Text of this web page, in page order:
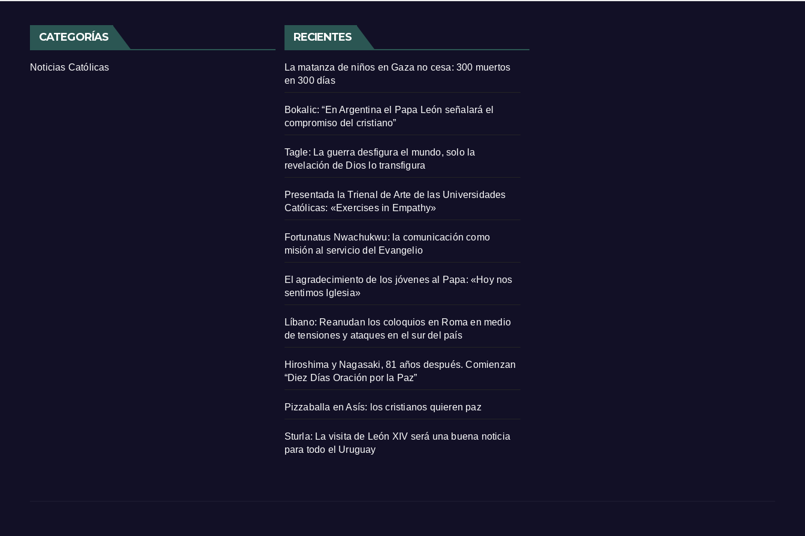
CATEGORÍAS
Noticias Católicas
RECIENTES
La matanza de niños en Gaza no cesa: 300 muertos
en 300 días
Bokalic: “En Argentina el Papa León señalará el
compromiso del cristiano”
Tagle: La guerra desfigura el mundo, solo la
revelación de Dios lo transfigura
Presentada la Trienal de Arte de las Universidades
Católicas: «Exercises in Empathy»
Fortunatus Nwachukwu: la comunicación como
misión al servicio del Evangelio
El agradecimiento de los jóvenes al Papa: «Hoy nos
sentimos Iglesia»
Líbano: Reanudan los coloquios en Roma en medio
de tensiones y ataques en el sur del país
Hiroshima y Nagasaki, 81 años después. Comienzan
“Diez Días Oración por la Paz”
Pizzaballa en Asís: los cristianos quieren paz
Sturla: La visita de León XIV será una buena noticia
para todo el Uruguay